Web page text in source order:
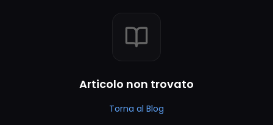
Articolo non trovato
Torna al Blog